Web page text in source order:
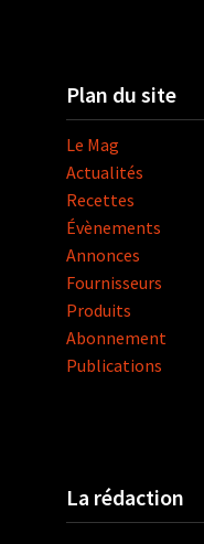
Plan du site
Le Mag
Actualités
Recettes
Évènements
Annonces
Fournisseurs
Produits
Abonnement
Publications
La rédaction